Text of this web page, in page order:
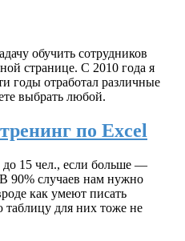
обучить сотрудников
странице. С 2010 года я
годы отработал различные
выбрать любой.
по Excel
до 15 чел., если больше —
90% случаев нам нужно
как умеют писать
для них тоже не